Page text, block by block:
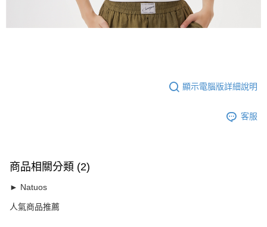
顯示電腦版詳細說明
客服
商品相關分類 (2)
► Natuos
人氣商品推薦